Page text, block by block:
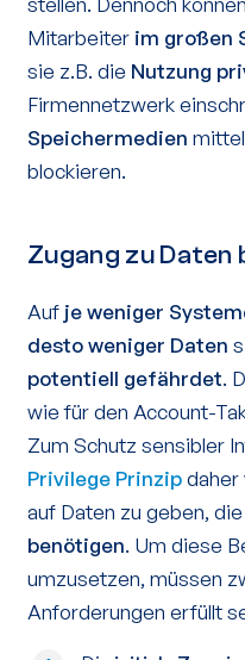
Mitarbeiter im großen
sie z.B. die Nutzung
Firmennetzwerk
Speichermedien
blockieren.
Zugang zu Daten
Auf je weniger
desto weniger Daten
potentiell gefährdet.
wie für den Account-
Zum Schutz sensibler
Privilege Prinzipdaher
auf Daten zu geben,
benötigen. Um diese
umzusetzen, müssen
Anforderungen erfüllt